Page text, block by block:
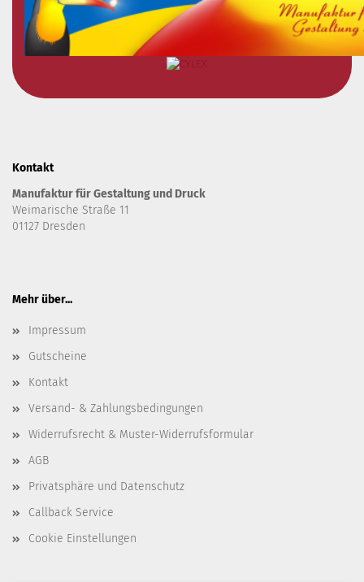
Kontakt
Manufaktur für Gestaltung und Druck
Weimarische Straße 11
01127 Dresden
Mehr über...
Impressum
Gutscheine
Kontakt
Versand- & Zahlungsbedingungen
Widerrufsrecht & Muster-Widerrufsformular
AGB
Privatsphäre und Datenschutz
Callback Service
Cookie Einstellungen